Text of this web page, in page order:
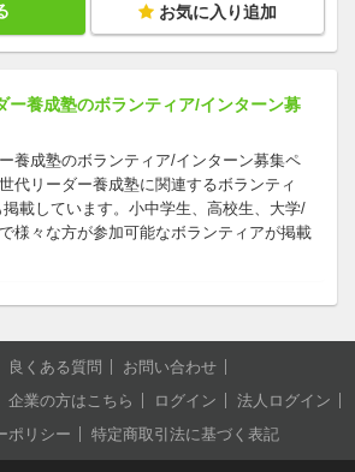
お気に入り追加
ー養成塾のボランティア/インターン募
養成塾のボランティア/インターン募集ペ
代リーダー養成塾に関連するボランティ
載しています。小中学生、高校生、大学/
様々な方が参加可能なボランティアが掲載
良くある質問
お問い合わせ
企業の方はこちら ログイン
法人ログイン
ポリシー 特定商取引法に基づく表記